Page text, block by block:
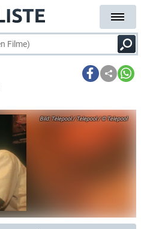
Telepool / Telepool / © Telepool